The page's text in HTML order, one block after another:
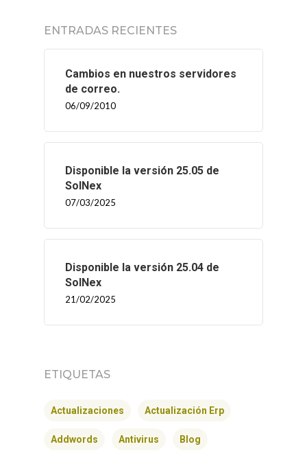
ENTRADAS RECIENTES
Cambios en nuestros servidores
de correo.
06/09/2010
Disponible la versión 25.05 de
SolNex
07/03/2025
Disponible la versión 25.04 de
SolNex
21/02/2025
ETIQUETAS
Actualizaciones Actualización Erp
Addwords Antivirus Blog
SERVICIOS